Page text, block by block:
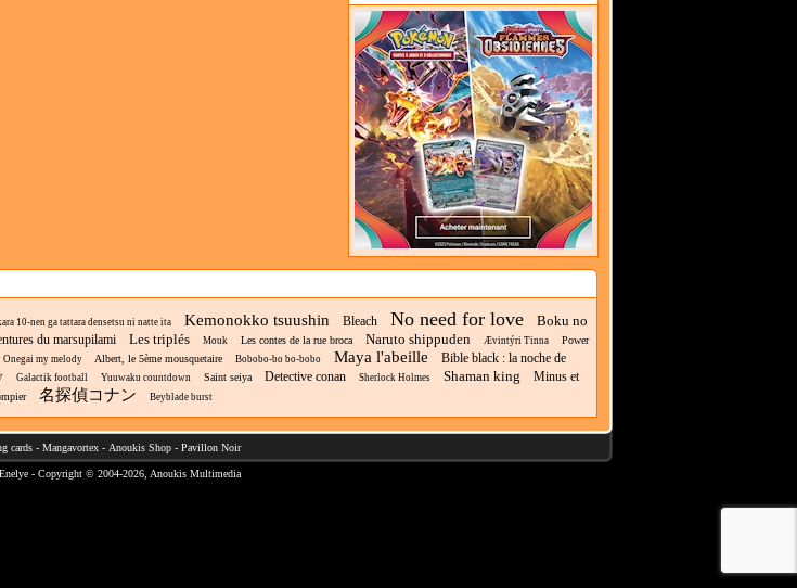
10-nen ga tattara densetsu ni natte ita Kemonokko tsuushin Bleach No need for love
Boku no
du marsupilami Les triplés Mouk Les contes de la rue broca Naruto shippuden Ævintýri Tinna
Power
Onegai my melody Albert, le 5ème mousquetaire Bobobo-bo bo-bobo Maya l'abeille
Bible black : la noche de
Galactik football Yuuwaku countdown Saint seiya Detective conan Sherlock Holmes Shaman king
Minus et
名探偵コナン Beyblade burst
cards- Mangavortex- Anoukis Shop- Pavillon Noir
Enelye- Copyright © 2004-2026, Anoukis Multimedia